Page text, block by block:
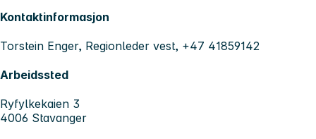
Kontaktinformasjon
Torstein Enger, Regionleder vest, +47 41859142
Arbeidssted
Ryfylkekaien 3
4006 Stavanger